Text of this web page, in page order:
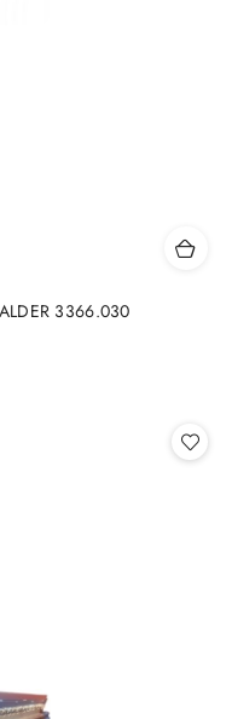
3366.030